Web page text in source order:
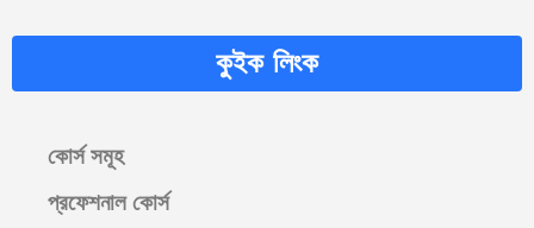
কুইক লিংক
কোর্স সমূহ
প্রফেশনাল কোর্স